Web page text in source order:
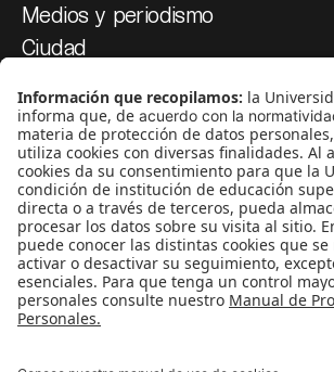
Medios y periodismo
Ciudad
¿Quiénes somos?
Podcasts
Ediciones especiales
Proyectos 070